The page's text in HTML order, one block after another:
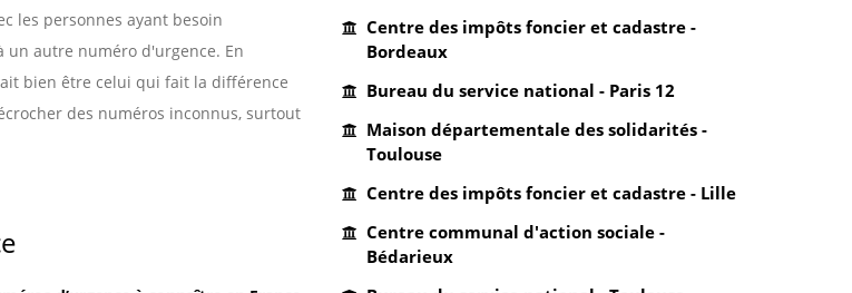
les personnes ayant besoin
un autre numéro d'urgence. En
bien être celui qui fait la différence
des numéros inconnus, surtout
Centre des impôts foncier et cadastre -
Bordeaux
Bureau du service national - Paris 12
Maison départementale des solidarités -
Toulouse
Centre des impôts foncier et cadastre - Lille
Centre communal d'action sociale -
Bédarieux